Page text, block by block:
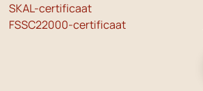
SKAL-certificaat
FSSC22000-certificaat